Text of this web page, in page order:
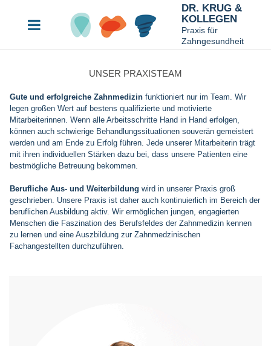
DR. KRUG &
KOLLEGEN
Praxis für
Zahngesundheit
UNSER PRAXISTEAM
Gute und erfolgreiche Zahnmedizin funktioniert nur im Team. Wir
legen großen Wert auf bestens qualifizierte und motivierte
Mitarbeiterinnen. Wenn alle Arbeitsschritte Hand in Hand erfolgen,
können auch schwierige Behandlungssituationen souverän gemeistert
werden und am Ende zu Erfolg führen. Jede unserer Mitarbeiterin trägt
mit ihren individuellen Stärken dazu bei, dass unsere Patienten eine
bestmögliche Betreuung bekommen.
Berufliche Aus- und Weiterbildung wird in unserer Praxis groß
geschrieben. Unsere Praxis ist daher auch kontinuierlich im Bereich der
beruflichen Ausbildung aktiv. Wir ermöglichen jungen, engagierten
Menschen die Faszination des Berufsfeldes der Zahnmedizin kennen
zu lernen und eine Auszbildung zur Zahnmedzinischen
Fachangestellten durchzuführen.